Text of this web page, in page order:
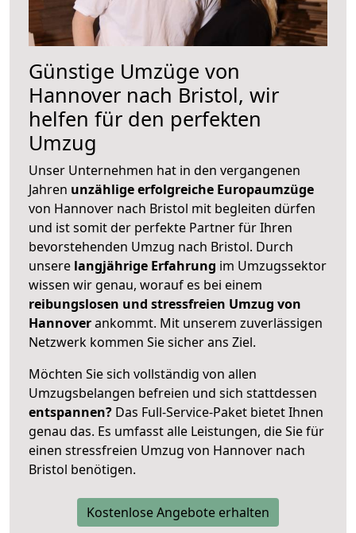
Günstige Umzüge von
Hannover nach Bristol, wir
helfen für den perfekten
Umzug
Unser Unternehmen hat in den vergangenen
Jahren unzählige erfolgreiche Europaumzüge
von Hannover nach Bristol mit begleiten dürfen
und ist somit der perfekte Partner für Ihren
bevorstehenden Umzug nach Bristol. Durch
unsere langjährige Erfahrung im Umzugssektor
wissen wir genau, worauf es bei einem
reibungslosen und stressfreien Umzug von
Hannoverankommt. Mit unserem zuverlässigen
Netzwerk kommen Sie sicher ans Ziel.
Möchten Sie sich vollständig von allen
Umzugsbelangen befreien und sich stattdessen
entspannen? Das Full-Service-Paket bietet Ihnen
genau das. Es umfasst alle Leistungen, die Sie für
einen stressfreien Umzug von Hannover nach
Bristol benötigen.
Kostenlose Angebote erhalten